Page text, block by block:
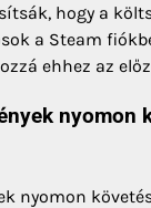
hogy a
a Steam
ehhez az
nyomon
nyomon